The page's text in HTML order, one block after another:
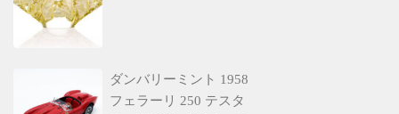
ダンバリーミント 1958
フェラーリ 250 テスタ